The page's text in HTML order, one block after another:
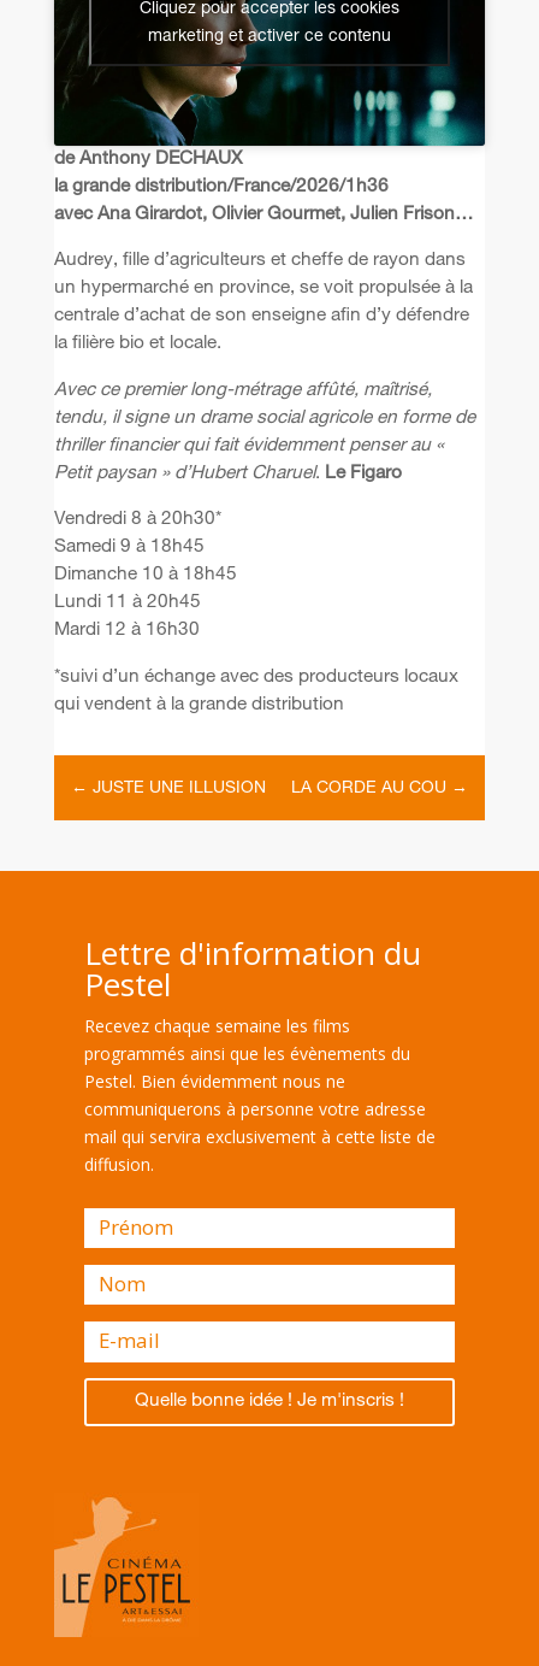
Cliquez pour accepter les cookies
marketing et activer ce contenu
de Anthony DECHAUX
la grande distribution/France/2026/1h36
avec Ana Girardot, Olivier Gourmet, Julien Frison…
Audrey, fille d’agriculteurs et cheffe de rayon dans
un hypermarché en province, se voit propulsée à la
centrale d’achat de son enseigne afin d’y défendre
la filière bio et locale.
Avec ce premier long-métrage affûté, maîtrisé,
tendu, il signe un drame social agricole en forme de
thriller financier qui fait évidemment penser au «
Petit paysan » d’Hubert Charuel. Le Figaro
Vendredi 8 à 20h30*
Samedi 9 à 18h45
Dimanche 10 à 18h45
Lundi 11 à 20h45
Mardi 12 à 16h30
*suivi d’un échange avec des producteurs locaux
qui vendent à la grande distribution
← JUSTE UNE ILLUSION LA CORDE AU COU →
Lettre d'information du
Pestel
Recevez chaque semaine les films
programmés ainsi que les évènements du
Pestel. Bien évidemment nous ne
communiquerons à personne votre adresse
mail qui servira exclusivement à cette liste de
diffusion.
Quelle bonne idée ! Je m'inscris !